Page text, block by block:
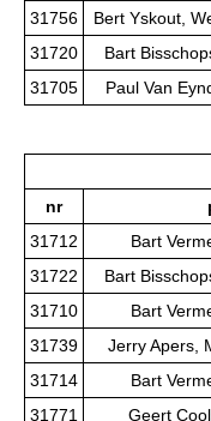
31756
Bert Yskout,
31720
Bart
31705
Paul Van
nr
31712
Bart
31722
Bart
31710
Bart
31739
Jerry Apers,
31714
Bart
31771
Geert